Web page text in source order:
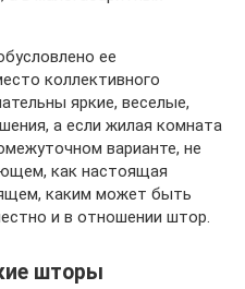
ее
коллективного
яркие, веселые,
а если жилая комната
варианте, не
как настоящая
каким может быть
и в отношении штор.
шторы